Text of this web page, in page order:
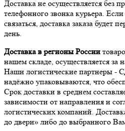
Доставка не осуществляется без
телефонного звонка курьера.
связаться, доставка заказа будет
день.
Доставка в регионы России
нашем складе, осуществляется за
Наши логистические партнеры -
надёжно упаковываются, что
Срок доставки в среднем
зависимости от направления и
логистических компаний.
до двери» либо до выбранного